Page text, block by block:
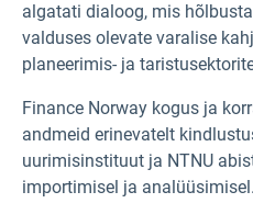
algatati dialoog, mis
valduses olevate varalise
planeerimis- ja
Finance Norway kogus ja
andmeid erinevatelt
uurimisinstituut ja NTNU
importimisel ja